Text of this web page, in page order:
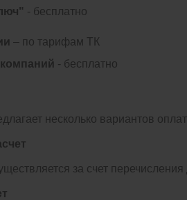
- бесплатно
– по тарифам ТК
- бесплатно
несколько вариантов
за счет